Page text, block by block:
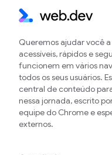
Queremos ajudar você
acessíveis, rápidos e
funcionem em vários
todos os seus usuários.
central de conteúdo
nessa jornada, escrito
equipe do Chrome e
externos.